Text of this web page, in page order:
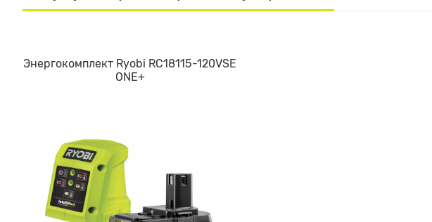
Энергокомплект Ryobi RC18115-120VSE
ONE+